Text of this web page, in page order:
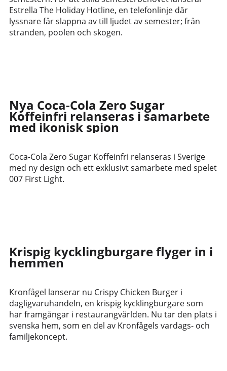
Estrella The Holiday Hotline, en telefonlinje där
lyssnare får slappna av till ljudet av semester; från
stranden, poolen och skogen.
Nya Coca-Cola Zero Sugar
Koffeinfri relanseras i samarbete
med ikonisk spion
Coca-Cola Zero Sugar Koffeinfri relanseras i Sverige
med ny design och ett exklusivt samarbete med spelet
007 First Light.
Krispig kycklingburgare flyger in i
hemmen
Kronfågel lanserar nu Crispy Chicken Burger i
dagligvaruhandeln, en krispig kycklingburgare som
har framgångar i restaurangvärlden. Nu tar den plats i
svenska hem, som en del av Kronfågels vardags- och
familjekoncept.